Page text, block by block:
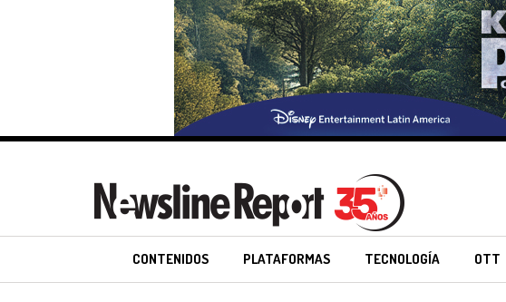
CONTENIDOS PLATAFORMAS TECNOLOGÍA OTT